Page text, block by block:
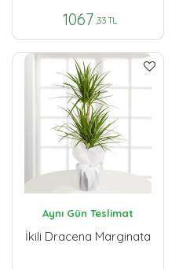
1067 ,33 TL
Aynı Gün Teslimat
İkili Dracena Marginata